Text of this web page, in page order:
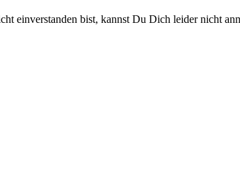
einverstanden bist, kannst Du Dich leider nicht